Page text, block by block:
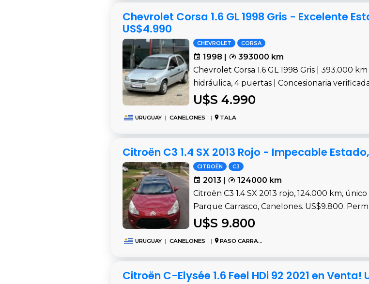
Chevrolet Corsa 1.6 GL 1998 Gris - Excelente
US$4.990
CHEVROLET CORSA
1998 |
393000 km
Chevrolet Corsa 1.6 GL 1998 Gris | 393.000
hidráulica, 4 puertas | Concesionaria
U$S 4.990
URUGUAY | CANELONES | TALA
Citroën C3 1.4 SX 2013 Rojo - Impecable
CITROËN C3
2013 |
124000 km
Citroën C3 1.4 SX 2013 rojo, 124.000 km,
Parque Carrasco, Canelones. US$9.800.
U$S 9.800
URUGUAY | CANELONES | PASO CARRASCO
Citroën C-Elysée 1.6 Feel HDi 92 2021 en